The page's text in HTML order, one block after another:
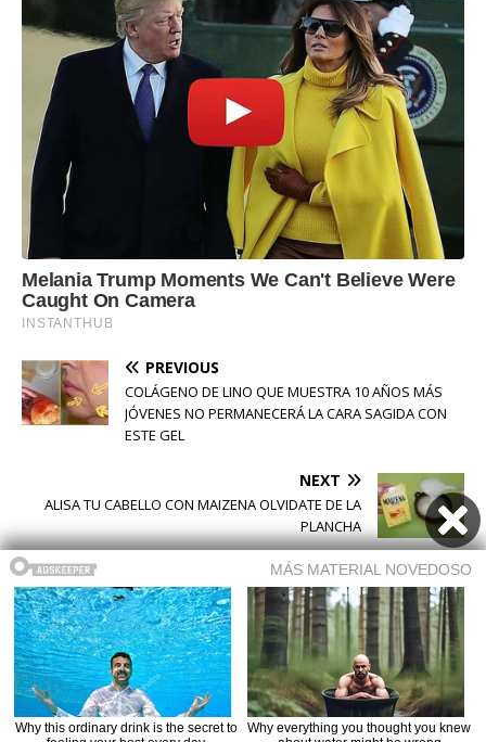
PREVIOUS
COLÁGENO DE LINO QUE MUESTRA 10 AÑOS MÁS
JÓVENES NO PERMANECERÁ LA CARA SAGIDA CON
ESTE GEL
NEXT
ALISA TU CABELLO CON MAIZENA OLVIDATE DE LA
PLANCHA
Buscar
Buscar
Copyright © 2026 | WordPress Theme byMH Themes